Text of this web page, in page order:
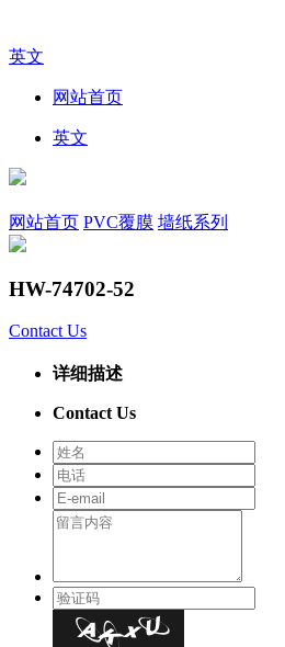
英文
网站首页
英文
网站首页 PVC覆膜 墙纸系列
HW-74702-52
Contact Us
详细描述
Contact Us